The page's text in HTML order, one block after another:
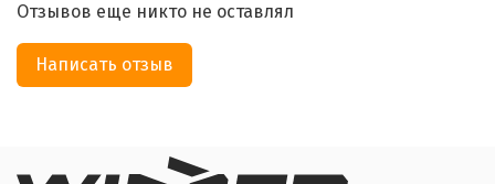
Отзывов еще никто не оставлял
Написать отзыв